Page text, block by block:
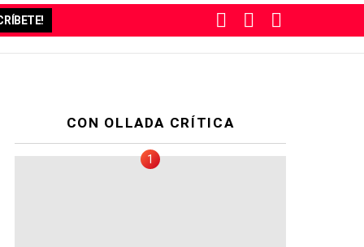
SWITCH
SKIN
BUSCAR
CON OLLADA CRÍTICA